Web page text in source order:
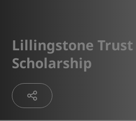
Lillingstone Trust
Scholarship